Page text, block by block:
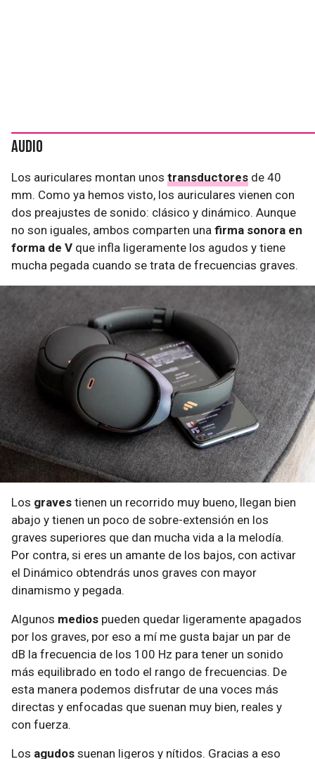
Audio
Los auriculares montan unos transductores de 40
mm. Como ya hemos visto, los auriculares vienen con
dos preajustes de sonido: clásico y dinámico. Aunque
no son iguales, ambos comparten una firma sonora en
forma de V que infla ligeramente los agudos y tiene
mucha pegada cuando se trata de frecuencias graves.
Los graves tienen un recorrido muy bueno, llegan bien
abajo y tienen un poco de sobre-extensión en los
graves superiores que dan mucha vida a la melodía.
Por contra, si eres un amante de los bajos, con activar
el Dinámico obtendrás unos graves con mayor
dinamismo y pegada.
Algunos medios pueden quedar ligeramente apagados
por los graves, por eso a mí me gusta bajar un par de
dB la frecuencia de los 100 Hz para tener un sonido
más equilibrado en todo el rango de frecuencias. De
esta manera podemos disfrutar de una voces más
directas y enfocadas que suenan muy bien, reales y
con fuerza.
Los agudos suenan ligeros y nítidos. Gracias a eso